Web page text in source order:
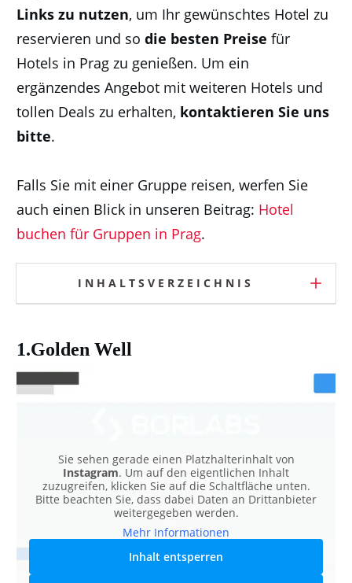
Links zu nutzen, um Ihr gewünschtes Hotel zu
reservieren und so die besten Preise für
Hotels in Prag zu genießen. Um ein
ergänzendes Angebot mit weiteren Hotels und
tollen Deals zu erhalten, kontaktieren Sie uns
bitte.
Falls Sie mit einer Gruppe reisen, werfen Sie
auch einen Blick in unseren Beitrag: Hotel
buchen für Gruppen in Prag.
INHALTSVERZEICHNIS
1.Golden Well
Sie sehen gerade einen Platzhalterinhalt von
Instagram. Um auf den eigentlichen Inhalt
zuzugreifen, klicken Sie auf die Schaltfläche unten.
Bitte beachten Sie, dass dabei Daten an Drittanbieter
weitergegeben werden.
Mehr Informationen
Inhalt entsperren